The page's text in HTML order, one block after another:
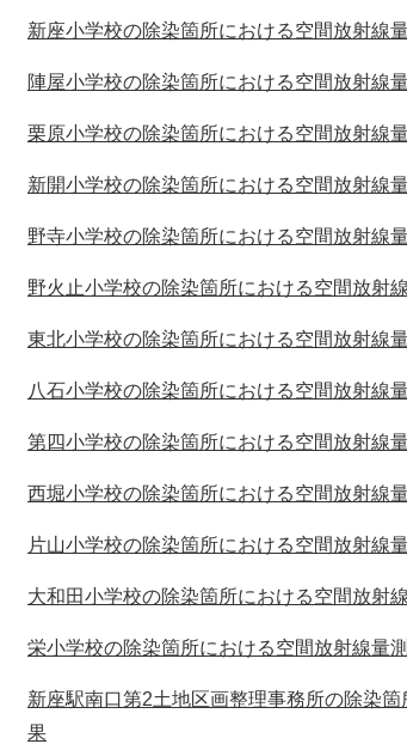
新座小学校の除染箇所における空間放射線
陣屋小学校の除染箇所における空間放射線
栗原小学校の除染箇所における空間放射線
新開小学校の除染箇所における空間放射線
野寺小学校の除染箇所における空間放射線
野火止小学校の除染箇所における空間放射
東北小学校の除染箇所における空間放射線
八石小学校の除染箇所における空間放射線
第四小学校の除染箇所における空間放射線
西堀小学校の除染箇所における空間放射線
片山小学校の除染箇所における空間放射線
大和田小学校の除染箇所における空間放射
栄小学校の除染箇所における空間放射線量
新座駅南口第2土地区画整理事務所の除染
果